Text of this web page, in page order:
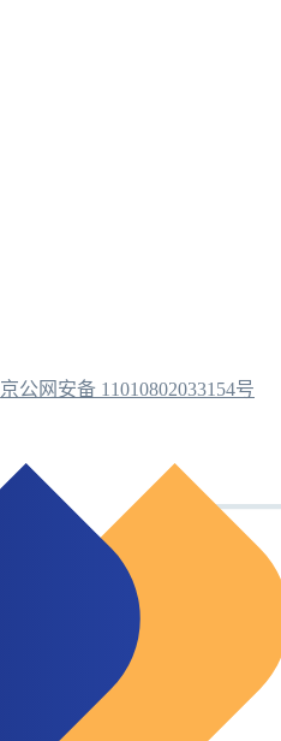
京公网安备 11010802033154号